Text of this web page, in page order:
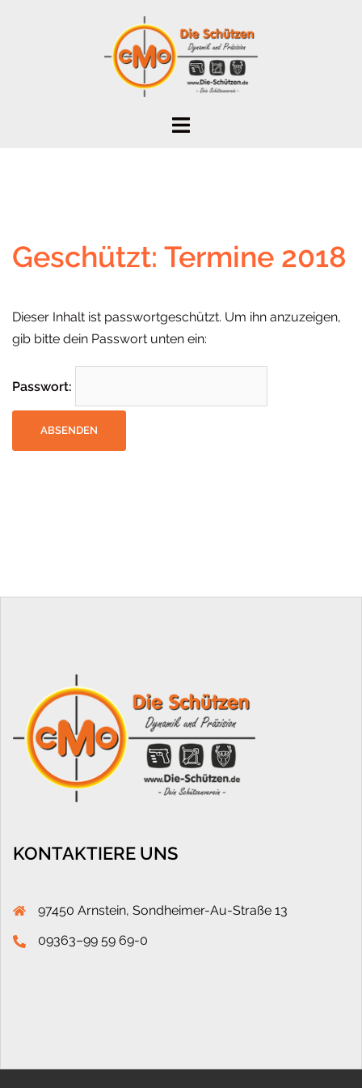
Geschützt: Termine 2018
Dieser Inhalt ist passwortgeschützt. Um ihn anzuzeigen,
gib bitte dein Passwort unten ein:
Passwort:
KONTAKTIERE UNS
97450 Arnstein, Sondheimer-Au-Straße 13
09363–99 59 69-0